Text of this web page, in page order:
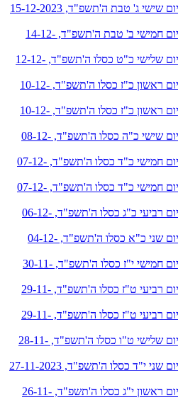
לחץ להאזנה לשעור מיום שישי ג' טבת ה'תשפ"ד, 15-12-2023
לחץ להאזנה לשעור מיום חמישי ב' טבת ה'תשפ"ד, 14-12-
לחץ להאזנה לשעור מיום שלישי כ"ט כסלו ה'תשפ"ד, 12-12-
לחץ להאזנה לשעור מיום ראשון כ"ז כסלו ה'תשפ"ד, 10-12-
לחץ להאזנה לשעור מיום ראשון כ"ז כסלו ה'תשפ"ד, 10-12-
לחץ להאזנה לשעור מיום שישי כ"ה כסלו ה'תשפ"ד, 08-12-
לחץ להאזנה לשעור מיום חמישי כ"ד כסלו ה'תשפ"ד, 07-12-
לחץ להאזנה לשעור מיום חמישי כ"ד כסלו ה'תשפ"ד, 07-12-
לחץ להאזנה לשעור מיום רביעי כ"ג כסלו ה'תשפ"ד, 06-12-
לחץ להאזנה לשעור מיום שני כ"א כסלו ה'תשפ"ד, 04-12-
לחץ להאזנה לשעור מיום חמישי י"ז כסלו ה'תשפ"ד, 30-11-
לחץ להאזנה לשעור מיום רביעי ט"ז כסלו ה'תשפ"ד, 29-11-
לחץ להאזנה לשעור מיום רביעי ט"ז כסלו ה'תשפ"ד, 29-11-
לחץ להאזנה לשעור מיום שלישי ט"ו כסלו ה'תשפ"ד, 28-11-
לחץ להאזנה לשעור מיום שני י"ד כסלו ה'תשפ"ד, 27-11-2023
לחץ להאזנה לשעור מיום ראשון י"ג כסלו ה'תשפ"ד, 26-11-